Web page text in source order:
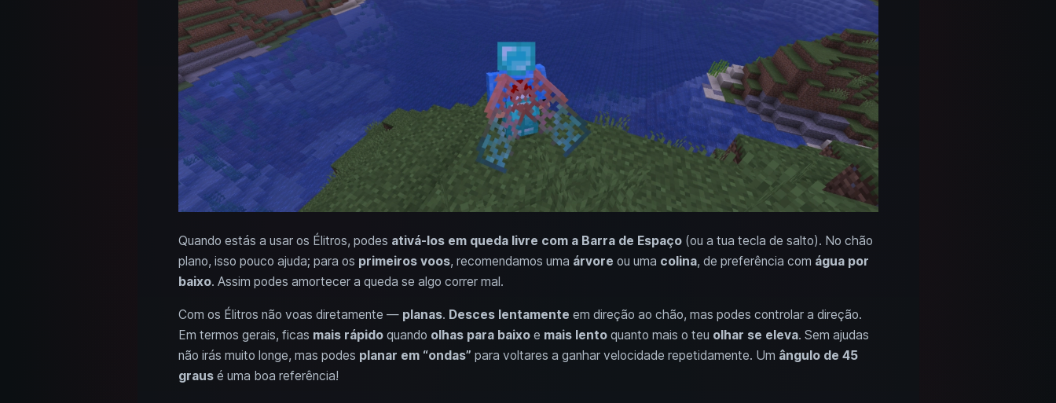
Quando estás a usar os Élitros, podes ativá-los em queda livre com a Barra de Espaço(ou a tua tecla de salto). No chão
plano, isso pouco ajuda; para os primeiros voos, recomendamos uma árvore ou uma colina, de preferência com água por
baixo. Assim podes amortecer a queda se algo correr mal.
Com os Élitros não voas diretamente — planas. Desces lentamente em direção ao chão, mas podes controlar a direção.
Em termos gerais, ficas mais rápidoquando olhas para baixoe mais lentoquanto mais o teu olhar se eleva. Sem ajudas
não irás muito longe, mas podes planar em “ondas” para voltares a ganhar velocidade repetidamente. Um ângulo de 45
grausé uma boa referência!